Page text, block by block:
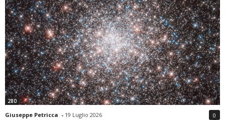
280
Giuseppe Petricca - 19 Luglio 2026 0